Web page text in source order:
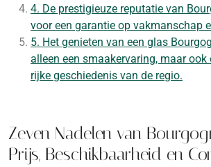
4. De prestigieuze reputatie van
voor een garantie op vakmanschap
5. Het genieten van een glas
alleen een smaakervaring, maar ook
rijke geschiedenis van de regio.
Zeven Nadelen van
Prijs, Beschikbaarheid en